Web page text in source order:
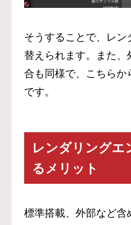
そうすることで、レン
替えられます。また
合も同様で、こちら
です。
レンダリングエ
るメリット
標準搭載、外部など含